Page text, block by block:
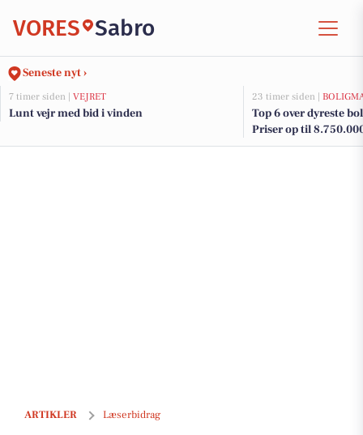
VORES Sabro
Seneste nyt ›
7 timer siden | VEJRET
Lunt vejr med bid i vinden
23 timer siden |
Top 6 over dyreste
Priser op til
ARTIKLER Læserbidrag
Kongero giver koncert på Wintercoat